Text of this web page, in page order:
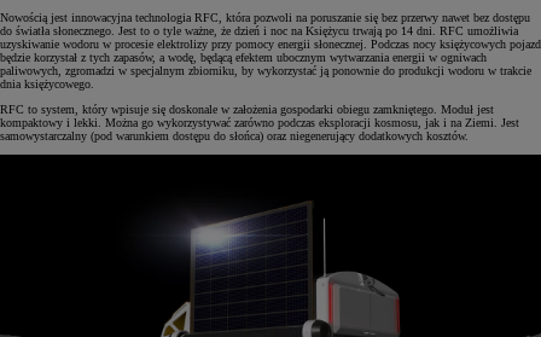
Nowością jest innowacyjna technologia RFC, która pozwoli na poruszanie się bez przerwy nawet bez dostępu
do światła słonecznego. Jest to o tyle ważne, że dzień i noc na Księżycu trwają po 14 dni. RFC umożliwia
uzyskiwanie wodoru w procesie elektrolizy przy pomocy energii słonecznej. Podczas nocy księżycowych pojazd
będzie korzystał z tych zapasów, a wodę, będącą efektem ubocznym wytwarzania energii w ogniwach
paliwowych, zgromadzi w specjalnym zbiorniku, by wykorzystać ją ponownie do produkcji wodoru w trakcie
dnia księżycowego.
RFC to system, który wpisuje się doskonale w założenia gospodarki obiegu zamkniętego. Moduł jest
kompaktowy i lekki. Można go wykorzystywać zarówno podczas eksploracji kosmosu, jak i na Ziemi. Jest
samowystarczalny (pod warunkiem dostępu do słońca) oraz niegenerujący dodatkowych kosztów.